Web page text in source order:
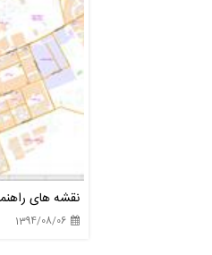
نقشه های
1394/08/06